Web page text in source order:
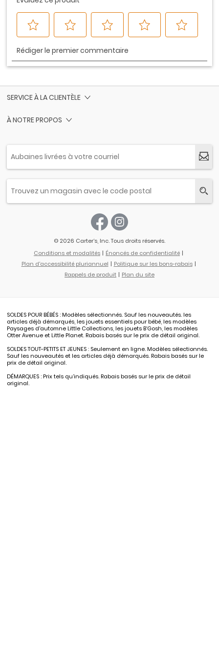
SERVICE À LA CLIENTÈLE
À NOTRE PROPOS
© 2026 Carter’s, Inc. Tous droits réservés.
Conditions et modalités
Énoncés de confidentialité
Plan d'accessibilité pluriannuel
Politique sur les bons-rabais
Rappels de produit
Plan du site
SOLDES POUR BÉBÉS : Modèles sélectionnés. Sauf les nouveautés. les
articles déjà démarqués, les jouets essentiels pour bébé, les modèles
Paysages d'automne Little Collections, les jouets B’Gosh, les modèles
Otter Avenue et Little Planet. Rabais basés sur le prix de détail original.
SOLDES TOUT-PETITS ET JEUNES : Seulement en ligne. Modèles sélectionnés.
Sauf les nouveautés et les articles déjà démarqués. Rabais basés sur le
prix de détail original.
DÉMARQUES : Prix tels qu’indiqués. Rabais basés sur le prix de détail
original.